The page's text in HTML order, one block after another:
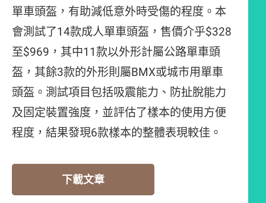
單車頭盔，有助減低意外時受傷的程度。本
會測試了14款成人單車頭盔，售價介乎$328
至$969，其中11款以外形計屬公路單車頭
盔，其餘3款的外形則屬BMX或城市用單車
頭盔。測試項目包括吸震能力、防扯脫能力
及固定裝置強度，並評估了樣本的使用方便
程度，結果發現6款樣本的整體表現較佳。
下載文章